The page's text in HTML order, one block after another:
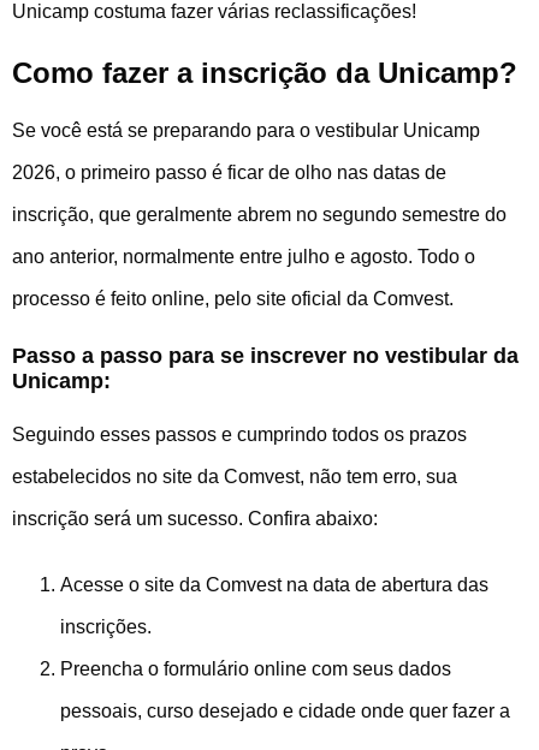
Unicamp costuma fazer várias reclassificações!
Como fazer a inscrição da Unicamp?
Se você está se preparando para o vestibular Unicamp
2026, o primeiro passo é ficar de olho nas datas de
inscrição, que geralmente abrem no segundo semestre do
ano anterior, normalmente entre julho e agosto. Todo o
processo é feito online, pelo site oficial da Comvest.
Passo a passo para se inscrever no vestibular da
Unicamp:
Seguindo esses passos e cumprindo todos os prazos
estabelecidos no site da Comvest, não tem erro, sua
inscrição será um sucesso. Confira abaixo:
Acesse o site da Comvest na data de abertura das
inscrições.
Preencha o formulário online com seus dados
pessoais, curso desejado e cidade onde quer fazer a